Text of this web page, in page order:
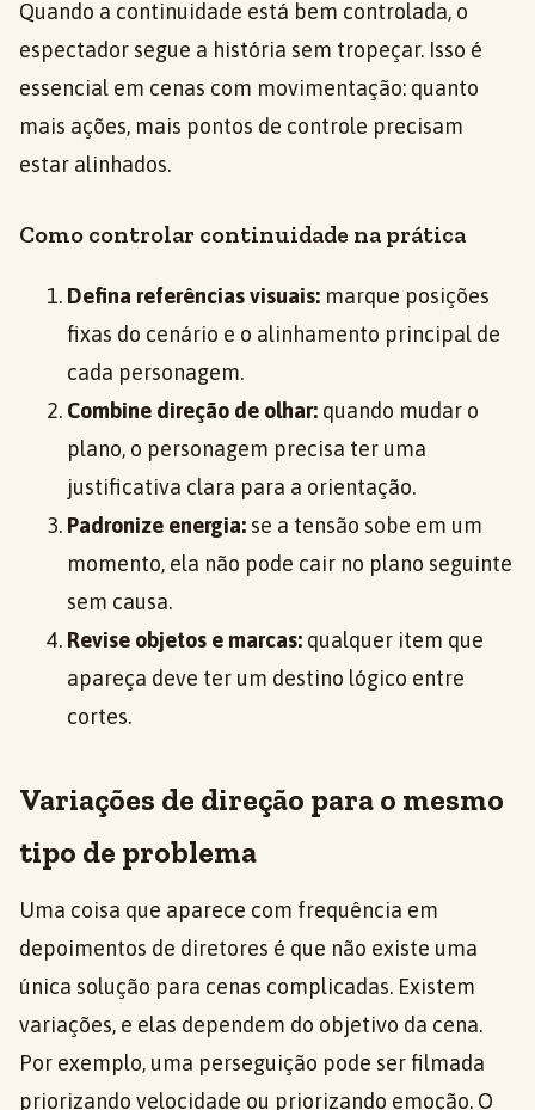
Quando a continuidade está bem controlada, o
espectador segue a história sem tropeçar. Isso é
essencial em cenas com movimentação: quanto
mais ações, mais pontos de controle precisam
estar alinhados.
Como controlar continuidade na prática
Defina referências visuais: marque posições
fixas do cenário e o alinhamento principal de
cada personagem.
Combine direção de olhar: quando mudar o
plano, o personagem precisa ter uma
justificativa clara para a orientação.
Padronize energia: se a tensão sobe em um
momento, ela não pode cair no plano seguinte
sem causa.
Revise objetos e marcas: qualquer item que
apareça deve ter um destino lógico entre
cortes.
Variações de direção para o mesmo
tipo de problema
Uma coisa que aparece com frequência em
depoimentos de diretores é que não existe uma
única solução para cenas complicadas. Existem
variações, e elas dependem do objetivo da cena.
Por exemplo, uma perseguição pode ser filmada
priorizando velocidade ou priorizando emoção. O